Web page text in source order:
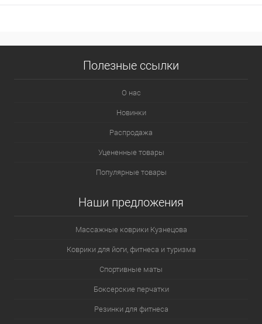
Полезные ссылки
О нас
Новинки
Распродажа
Уцененные товары
Популярные товары
Наши предложения
Массажные коврики Кузнецова
Коврики для йоги, фитнеса и туризма
Спортивные маты
Боксерские перчатки
Резинки для фитнеса